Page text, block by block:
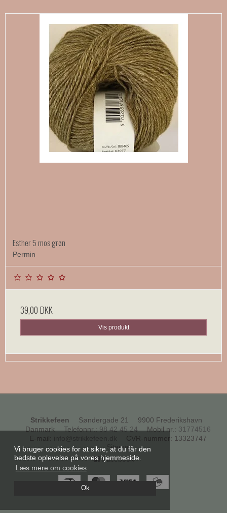
Vi bruger cookies for at sikre, at du får den
bedste oplevelse på vores hjemmeside.
Læs mere om cookies
Ok
Esther 5 mos grøn
Permin
39,00 DKK
Vis produkt
Strikkefeen Søndergade 21
9900 Frederikshavn
Danmark
Telefonnr.: 98 42 45 24 Mobil nr. : 31774516
E-mail
CVR-nummer: 13323747
Sitemap
Facebook